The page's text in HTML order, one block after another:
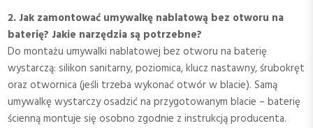
2. Jak zamontować umywalkę nablatową bez otworu na
baterię? Jakie narzędzia są potrzebne?
Do montażu umywalki nablatowej bez otworu na baterię
wystarczą: silikon sanitarny, poziomica, klucz nastawny, śrubokręt
oraz otwornica (jeśli trzeba wykonać otwór w blacie). Samą
umywalkę wystarczy osadzić na przygotowanym blacie – baterię
ścienną montuje się osobno zgodnie z instrukcją producenta.